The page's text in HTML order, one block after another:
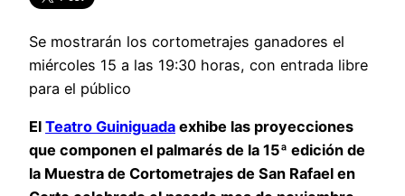
Se mostrarán los cortometrajes ganadores el
miércoles 15 a las 19:30 horas, con entrada libre
para el público
El Teatro Guiniguada exhibe las proyecciones
que componen el palmarés de la 15ª edición de
la Muestra de Cortometrajes de San Rafael en